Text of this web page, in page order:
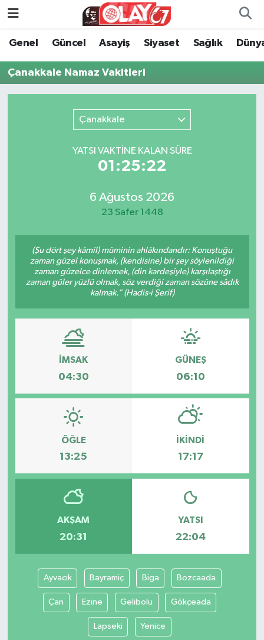
Genel Güncel Asayiş Siyaset Sağlık
Çanakkale Namaz Vakitleri
Çanakkale
YATSI VAKTİNE KALAN SÜRE
01:25:22
6 Ağustos 2026
23 Safer 1448
(Şu dört şey kâmil) müminin ahlâkındandır: Konuştuğu
zaman güzel konuşmak, (kendisine) bir şey söylenildiği
zaman güzelce dinlemek, (din kardeşiyle) karşılaştığı
zaman güler yüzlü olmak, söz verdiği zaman sözüne sâdık
kalmak.” (Hadis-i Şerif)
İMSAK
04:30
GÜNEŞ
06:10
ÖĞLE
13:25
İKINDI
17:17
AKŞAM
20:31
YATSI
22:04
Ayvacık Bayramiç Biga Bozcaada
Çan Ezine Gelibolu Gökçeada
Lapseki Yenice
KATEGORİSİZ
ANA SAYFA
Kültür Sanat
Dünya
Bilim veTeknoloji
Eğitim
Magazin
Günün Haberleri
Yazarlarımız
Tüm Makaleler
Tüm Haberler
Videolu Haberler
Genel
Güncel
Eğitim
Spor
Zonguldak Nöbetçi Eczaneler
Zonguldak Hava Durumu
Süper Lig Puan Durumu ve Fikstür
Tüm Manşetler
Haber Arşivi